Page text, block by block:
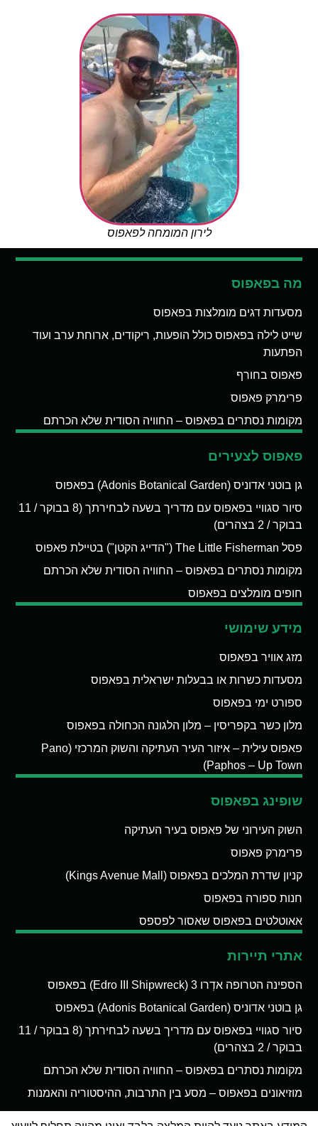
לירון המומחה לפאפוס
מה בפאפוס
מסעדות דגים מומלצות בפאפוס
שייט לילה בפאפוס כולל הופעות, ריקודים, ארוחת ערב ועוד
הפתעות
פאפוס בחורף
פרימרק פאפוס
מקומות נסתרים בפאפוס – החוויה הסודית שלא הכרתם
פאפוס לצעירים
גן בוטני אדוניס (Adonis Botanical Garden) בפאפוס
סיור סגוויי בפאפוס עם מדריך בשעה לבחירתך (8 בבוקר / 11
בבוקר / 2 בצהרים)
פסל The Little Fisherman ("הדייג הקטן") בטיילת פאפוס
מקומות נסתרים בפאפוס – החוויה הסודית שלא הכרתם
חופים מומלצים בפאפוס
מידע שימושי
מזג אוויר בפאפוס
מסעדות כשרות או בבעלות ישראלית בפאפוס
ספורט ימי בפאפוס
מלון כשר בקפריסין – מלון הלגונה הכחולה בפאפוס
פאפוס עילית – איזור העיר העתיקה והשוק המרכזי (Pano
Paphos – Up Town)
שופינג בפאפוס
השוק העירוני של פאפוס בעיר העתיקה
פרימרק פאפוס
קניון שדרת המלכים בפאפוס (Kings Avenue Mall)
חנות ספורה בפאפוס
אאוטלטים בפאפוס שאסור לפספס
אתרי תיירות
הספינה הטרופה אדְרו 3 (Edro III Shipwreck) בפאפוס
גן בוטני אדוניס (Adonis Botanical Garden) בפאפוס
סיור סגוויי בפאפוס עם מדריך בשעה לבחירתך (8 בבוקר / 11
בבוקר / 2 בצהרים)
מקומות נסתרים בפאפוס – החוויה הסודית שלא הכרתם
מוזיאונים בפאפוס – מסע בין התרבות, ההיסטוריה והאמנות